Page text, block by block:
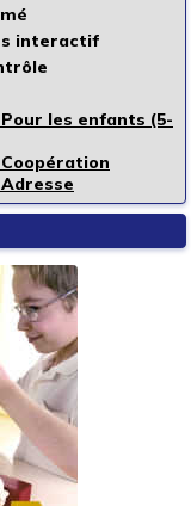
interactif
les enfants (5-